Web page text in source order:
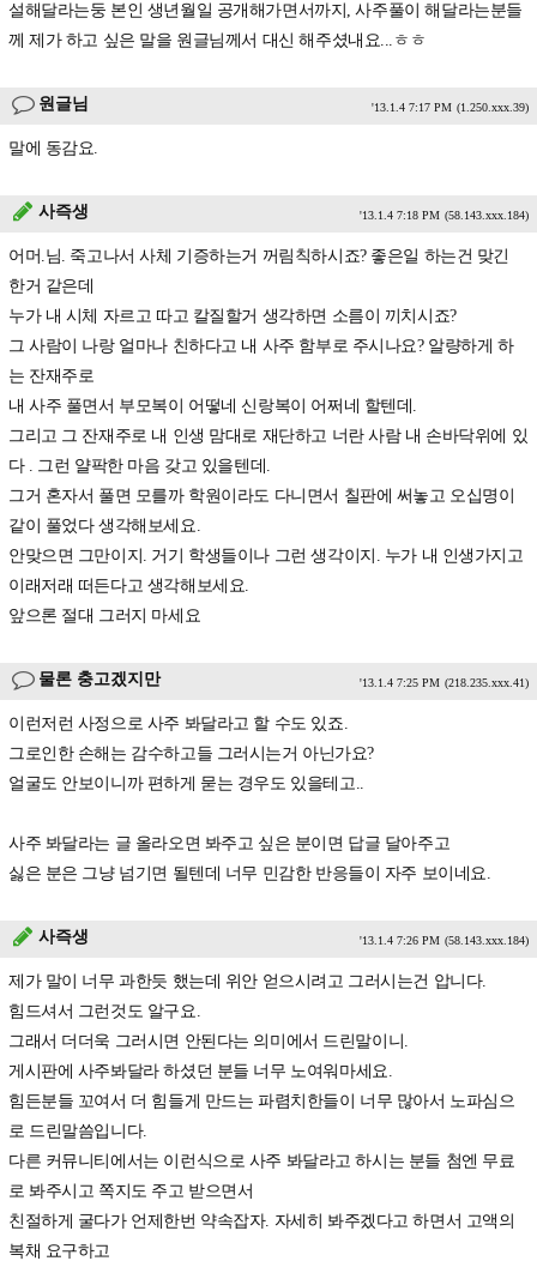
설해달라는둥 본인 생년월일 공개해가면서까지, 사주풀이 해달라는분들
께 제가 하고 싶은 말을 원글님께서 대신 해주셨내요...ㅎㅎ
원글님 '13.1.4 7:17 PM (1.250.xxx.39)
말에 동감요.
사즉생 '13.1.4 7:18 PM (58.143.xxx.184)
어머.님. 죽고나서 사체 기증하는거 꺼림칙하시죠? 좋은일 하는건 맞긴
한거 같은데
누가 내 시체 자르고 따고 칼질할거 생각하면 소름이 끼치시죠?
그 사람이 나랑 얼마나 친하다고 내 사주 함부로 주시나요? 알량하게 하
는 잔재주로
내 사주 풀면서 부모복이 어떻네 신랑복이 어쩌네 할텐데.
그리고 그 잔재주로 내 인생 맘대로 재단하고 너란 사람 내 손바닥위에 있
다 . 그런 얄팍한 마음 갖고 있을텐데.
그거 혼자서 풀면 모를까 학원이라도 다니면서 칠판에 써놓고 오십명이
같이 풀었다 생각해보세요.
안맞으면 그만이지. 거기 학생들이나 그런 생각이지. 누가 내 인생가지고
이래저래 떠든다고 생각해보세요.
앞으론 절대 그러지 마세요
물론 충고겠지만 '13.1.4 7:25 PM (218.235.xxx.41)
이런저런 사정으로 사주 봐달라고 할 수도 있죠.
그로인한 손해는 감수하고들 그러시는거 아닌가요?
얼굴도 안보이니까 편하게 묻는 경우도 있을테고..
사주 봐달라는 글 올라오면 봐주고 싶은 분이면 답글 달아주고
싫은 분은 그냥 넘기면 될텐데 너무 민감한 반응들이 자주 보이네요.
사즉생 '13.1.4 7:26 PM (58.143.xxx.184)
제가 말이 너무 과한듯 했는데 위안 얻으시려고 그러시는건 압니다.
힘드셔서 그런것도 알구요.
그래서 더더욱 그러시면 안된다는 의미에서 드린말이니.
게시판에 사주봐달라 하셨던 분들 너무 노여워마세요.
힘든분들 꼬여서 더 힘들게 만드는 파렴치한들이 너무 많아서 노파심으
로 드린말씀입니다.
다른 커뮤니티에서는 이런식으로 사주 봐달라고 하시는 분들 첨엔 무료
로 봐주시고 쪽지도 주고 받으면서
친절하게 굴다가 언제한번 약속잡자. 자세히 봐주겠다고 하면서 고액의
복채 요구하고